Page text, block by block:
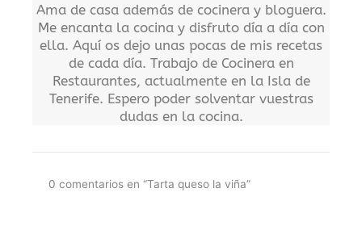
Ama de casa además de cocinera y bloguera.
Me encanta la cocina y disfruto día a día con
ella. Aquí os dejo unas pocas de mis recetas
de cada día. Trabajo de Cocinera en
Restaurantes, actualmente en la Isla de
Tenerife. Espero poder solventar vuestras
dudas en la cocina.
0 comentarios en “Tarta queso la viña”